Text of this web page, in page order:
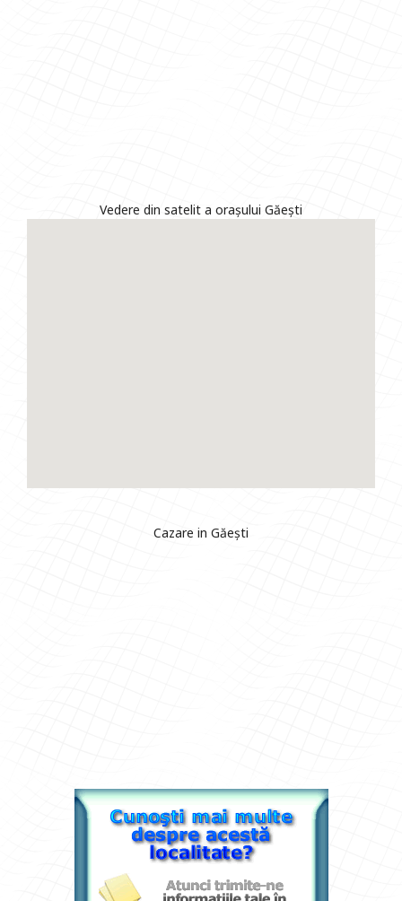
Vedere din satelit a orașului Găești
Cazare in Găești